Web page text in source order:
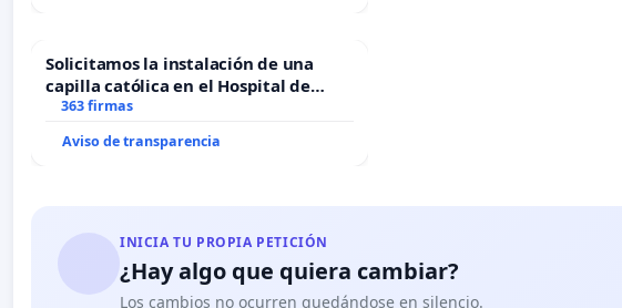
Solicitamos la instalación de una
capilla católica en el Hospital de
Alcañiz
363 firmas
Aviso de transparencia
INICIA TU PROPIA PETICIÓN
¿Hay algo que quiera cambiar?
Los cambios no ocurren quedándose en silencio.